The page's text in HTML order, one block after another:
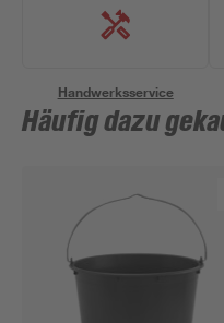
Handwerksservice
Häufig dazu